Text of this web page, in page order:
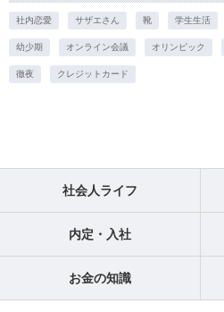
社内恋愛 サザエさん 靴 学生生活
幼少期 オンライン会議 オリンピック
徹夜 クレジットカード
社会人ライフ
内定・入社
お金の知識